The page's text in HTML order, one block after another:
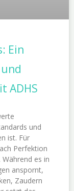
Ein
ADHS
und
ist. Für
Perfektion
es in
anspornt,
Zaudern